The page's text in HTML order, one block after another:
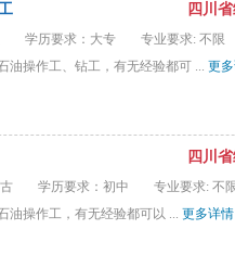
四川
学历要求：大专 专业要求: 不限
油操作工、钻工，有无经验都可 ... 更
四川
学历要求：初中 专业要求: 不
油操作工，有无经验都可以 ... 更多详情